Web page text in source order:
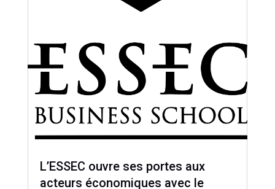
L’ESSEC ouvre ses portes aux
acteurs économiques avec le